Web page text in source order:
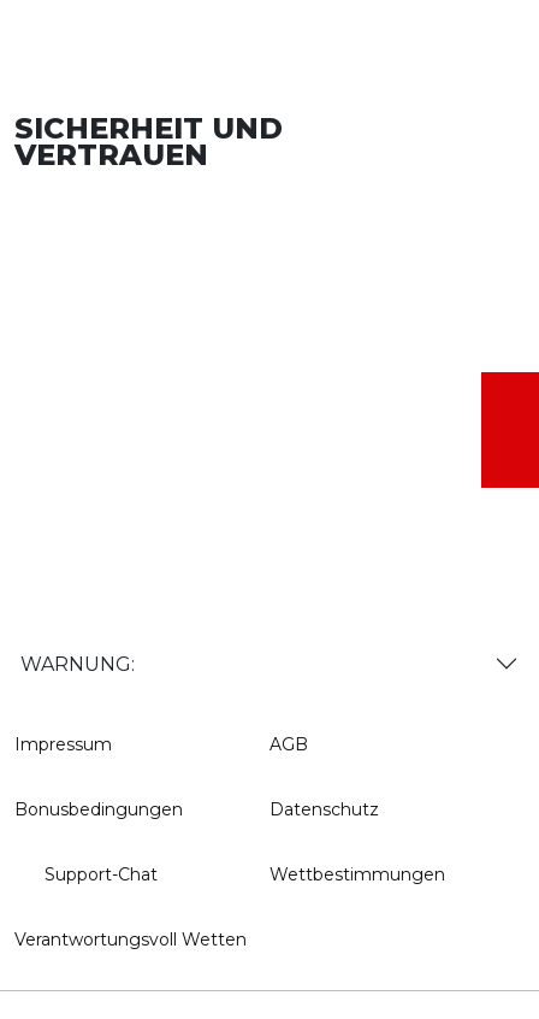
SICHERHEIT UND
VERTRAUEN
WARNUNG:
Impressum AGB
Bonusbedingungen Datenschutz
Support-Chat Wettbestimmungen
Verantwortungsvoll Wetten